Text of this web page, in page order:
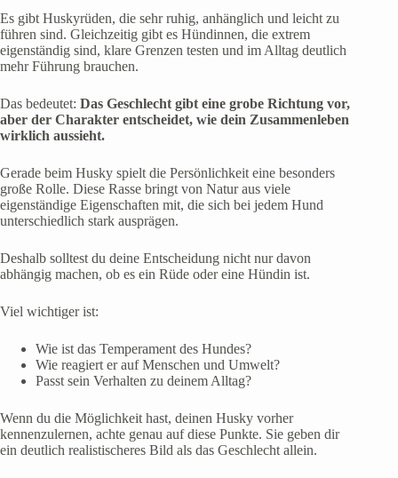
Es gibt Huskyrüden, die sehr ruhig, anhänglich und leicht zu
führen sind. Gleichzeitig gibt es Hündinnen, die extrem
eigenständig sind, klare Grenzen testen und im Alltag deutlich
mehr Führung brauchen.
Das bedeutet: Das Geschlecht gibt eine grobe Richtung vor,
aber der Charakter entscheidet, wie dein Zusammenleben
wirklich aussieht.
Gerade beim Husky spielt die Persönlichkeit eine besonders
große Rolle. Diese Rasse bringt von Natur aus viele
eigenständige Eigenschaften mit, die sich bei jedem Hund
unterschiedlich stark ausprägen.
Deshalb solltest du deine Entscheidung nicht nur davon
abhängig machen, ob es ein Rüde oder eine Hündin ist.
Viel wichtiger ist:
Wie ist das Temperament des Hundes?
Wie reagiert er auf Menschen und Umwelt?
Passt sein Verhalten zu deinem Alltag?
Wenn du die Möglichkeit hast, deinen Husky vorher
kennenzulernen, achte genau auf diese Punkte. Sie geben dir
ein deutlich realistischeres Bild als das Geschlecht allein.